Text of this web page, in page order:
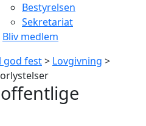
Bestyrelsen
Sekretariat
Bliv medlem
god fest> Lovgivning >